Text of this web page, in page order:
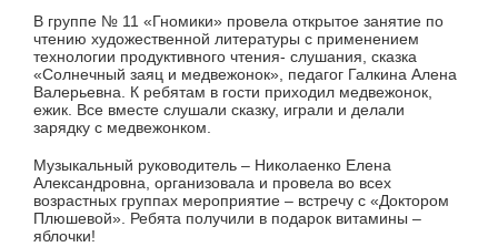
В группе № 11 «Гномики» провела открытое занятие по
чтению художественной литературы с применением
технологии продуктивного чтения- слушания, сказка
«Солнечный заяц и медвежонок», педагог Галкина Алена
Валерьевна. К ребятам в гости приходил медвежонок,
ежик. Все вместе слушали сказку, играли и делали
зарядку с медвежонком.
Музыкальный руководитель – Николаенко Елена
Александровна, организовала и провела во всех
возрастных группах мероприятие – встречу с «Доктором
Плюшевой». Ребята получили в подарок витамины –
яблочки!